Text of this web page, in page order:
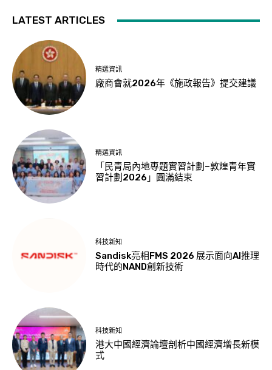
LATEST ARTICLES
精選資訊
廠商會就2026年《施政報告》提交建議
精選資訊
「民青局內地專題實習計劃–敦煌青年實
習計劃2026」圓滿結束
科技新知
Sandisk亮相FMS 2026 展示面向AI推理
時代的NAND創新技術
科技新知
港大中國經濟論壇剖析中國經濟增長新模
式